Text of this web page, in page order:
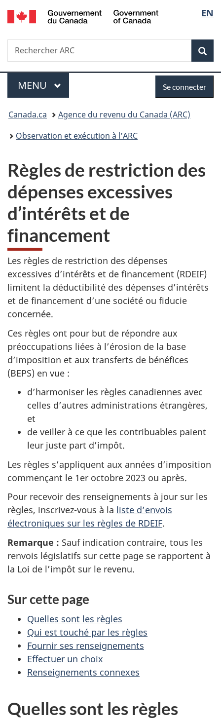
Passer
au
Passer
à
du
Passer
à
simplifiée
de
la
EN
Recherche
Rechercher
ARC
Menu
MENU PRINCIPAL
connecter
Se connecter
Vous
êtes
Canada.ca
Agence du revenu du Canada (ARC)
Observation et exécution à l’ARC
Règles de restriction des
dépenses excessives
d’intérêts et de
financement
Les règles de restriction des dépenses
excessives d’intérêts et de financement (RDEIF)
limitent la déductibilité des dépenses d’intérêts
et de financement d’une société ou fiducie
concernée.
Ces règles ont pour but de répondre aux
préoccupations liées à l’érosion de la base
d’imposition et aux transferts de bénéfices
(BEPS) en vue :
d’harmoniser les règles canadiennes avec
celles d’autres administrations étrangères,
et
de veiller à ce que les contribuables paient
leur juste part d’impôt.
Les règles s’appliquent aux années d’imposition
commençant le 1er octobre 2023 ou après.
Pour recevoir des renseignements à jour sur les
règles, inscrivez-vous à la liste d’envois
électroniques sur les règles de RDEIF.
Remarque : Sauf indication contraire, tous les
renvois législatifs sur cette page se rapportent à
la Loi de l’impôt sur le revenu.
Sur cette page
Quelles sont les règles
Qui est touché par les règles
Fournir ses renseignements
Effectuer un choix
Renseignements connexes
Quelles sont les règles